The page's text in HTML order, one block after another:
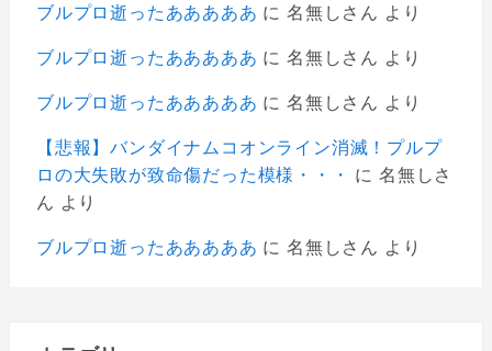
ブルプロ逝ったあああああ に 名無しさん より
ブルプロ逝ったあああああ に 名無しさん より
ブルプロ逝ったあああああ に 名無しさん より
【悲報】バンダイナムコオンライン消滅！プルプ
ロの大失敗が致命傷だった模様・・・
に 名無しさ
ん
より
ブルプロ逝ったあああああ に 名無しさん より